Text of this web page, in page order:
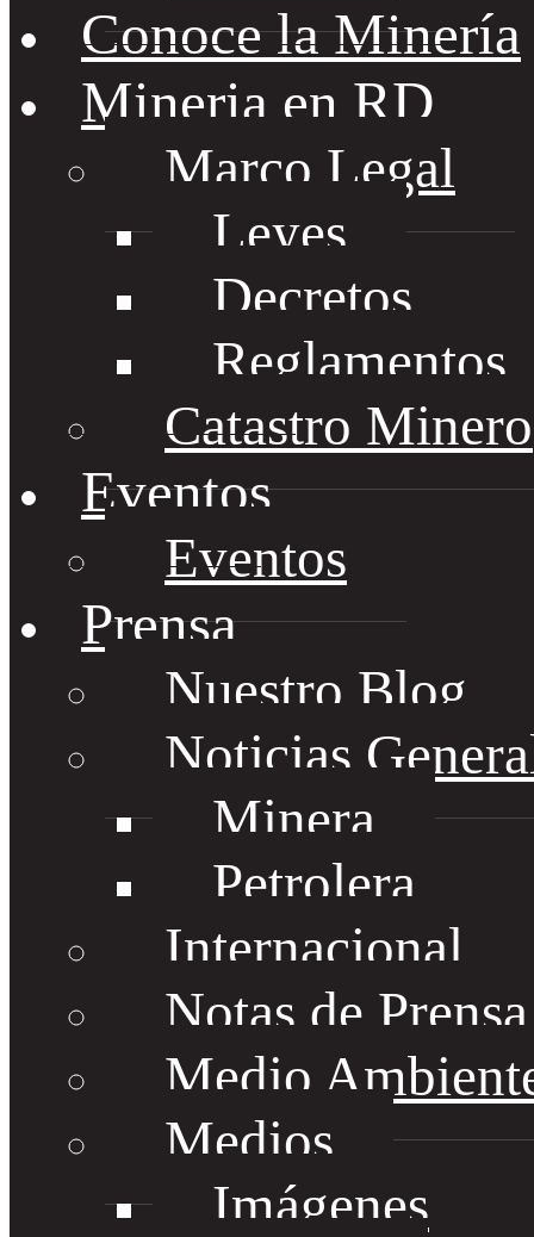
Conoce la Minería
Mineria en RD
Marco Legal
Leyes
Decretos
Reglamentos
Catastro Minero
Eventos
Eventos
Prensa
Nuestro Blog
Noticias
Minera
Petrolera
Internacional
Notas de
Medio
Medios
Imágenes